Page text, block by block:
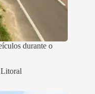
durante o
Litoral